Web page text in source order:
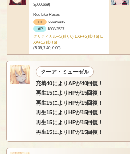
3p000669)
Red Like Roses
HP
5564/6405
AP
1808/2537
クリティカル+5(残り6) EXF+5(残り6) E
XA+10(残り6)
(5.08, 7.40, 0.00)
クーア・ミューゼル
充填40によりAPが40回復！
再生15によりHPが15回復！
再生15によりHPが15回復！
再生15によりHPが15回復！
再生15によりHPが15回復！
再生15によりHPが15回復！